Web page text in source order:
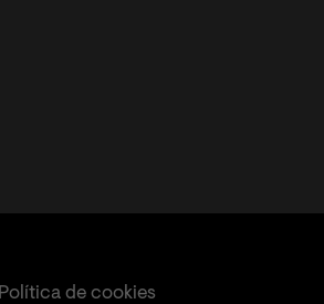
Política de cookies